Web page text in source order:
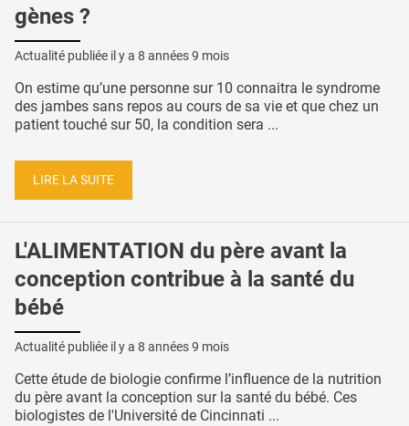
gènes ?
Actualité publiée il y a 8 années 9 mois
On estime qu’une personne sur 10 connaitra le syndrome
des jambes sans repos au cours de sa vie et que chez un
patient touché sur 50, la condition sera ...
LIRE LA SUITE
L'ALIMENTATION du père avant la
conception contribue à la santé du
bébé
Actualité publiée il y a 8 années 9 mois
Cette étude de biologie confirme l’influence de la nutrition
du père avant la conception sur la santé du bébé. Ces
biologistes de l'Université de Cincinnati ...